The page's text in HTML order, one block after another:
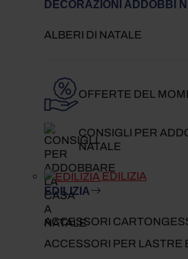
DECORAZIONI ADDOBBI
ALBERI DI NATALE
OFFERTE DEL
CONSIGLI PER
NATALE
EDILIZIA
EDILIZIA
ACCESSORI
ACCESSORI PER LASTRE